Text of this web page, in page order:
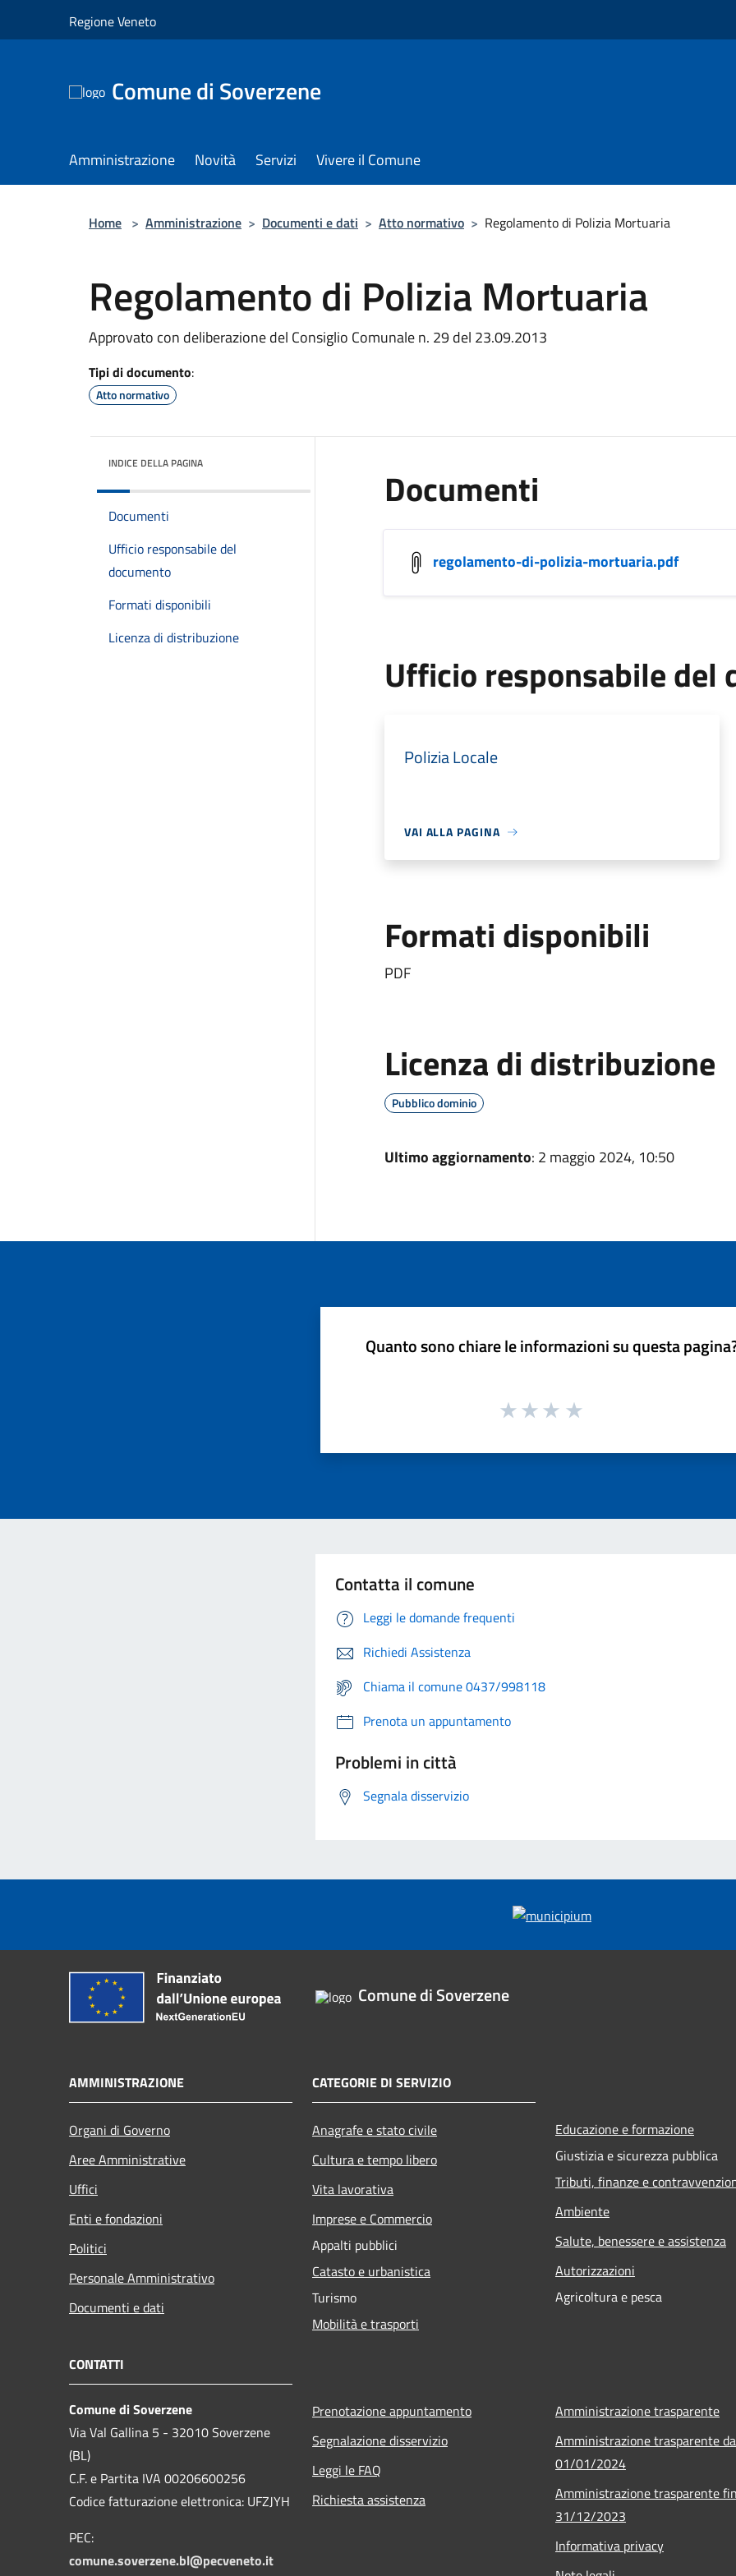
Regione Veneto
Comune di Soverzene
Amministrazione Novità Servizi Vivere il Comune
Home > Amministrazione > Documenti e dati > Atto normativo > Regolamento di Polizia Mortuaria
Regolamento di Polizia Mortuaria
Approvato con deliberazione del Consiglio Comunale n. 29 del 23.09.2013
Tipi di documento:
Atto normativo
INDICE DELLA PAGINA
Documenti
Ufficio responsabile del
documento
Formati disponibili
Licenza di distribuzione
Documenti
regolamento-di-polizia-mortuaria.pdf
Ufficio responsabile del
Polizia Locale
VAI ALLA PAGINA
Formati disponibili
PDF
Licenza di distribuzione
Pubblico dominio
Ultimo aggiornamento: 2 maggio 2024, 10:50
Quanto sono chiare le informazioni su questa
Contatta il comune
Leggi le domande frequenti
Richiedi Assistenza
Chiama il comune 0437/998118
Prenota un appuntamento
Problemi in città
Segnala disservizio
Comune di Soverzene
AMMINISTRAZIONE
Organi di Governo
Aree Amministrative
Uffici
Enti e fondazioni
Politici
Personale Amministrativo
Documenti e dati
CATEGORIE DI SERVIZIO
Anagrafe e stato civile
Cultura e tempo libero
Vita lavorativa
Imprese e Commercio
Appalti pubblici
Catasto e urbanistica
Turismo
Mobilità e trasporti
Educazione e formazione
Giustizia e sicurezza pubblica
Tributi, finanze e
Ambiente
Salute, benessere e assistenza
Autorizzazioni
Agricoltura e pesca
CONTATTI
Comune di Soverzene
Via Val Gallina 5 - 32010 Soverzene
(BL)
C.F. e Partita IVA 00206600256
Codice fatturazione elettronica: UFZJYH
PEC:
comune.soverzene.bl@pecveneto.it
Prenotazione appuntamento
Segnalazione disservizio
Leggi le FAQ
Richiesta assistenza
Amministrazione trasparente
Amministrazione trasparente
01/01/2024
Amministrazione trasparente
31/12/2023
Informativa privacy